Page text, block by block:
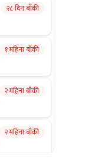
२८ दिन बाँकी
१ महिना बाँकी
२ महिना बाँकी
२ महिना बाँकी